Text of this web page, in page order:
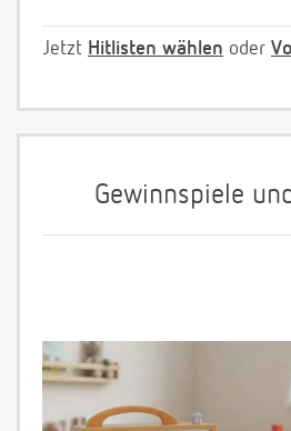
Jetzt Hitlisten wählen oder
Gewinnspiele